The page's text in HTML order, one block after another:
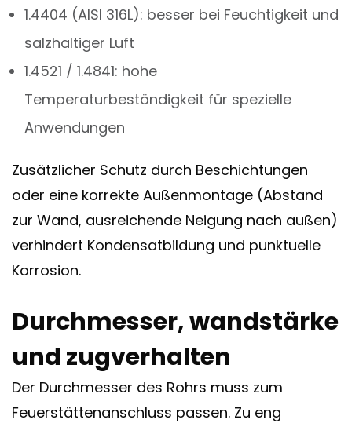
1.4404 (AISI 316L): besser bei Feuchtigkeit und
salzhaltiger Luft
1.4521 / 1.4841: hohe
Temperaturbeständigkeit für spezielle
Anwendungen
Zusätzlicher Schutz durch Beschichtungen
oder eine korrekte Außenmontage (Abstand
zur Wand, ausreichende Neigung nach außen)
verhindert Kondensatbildung und punktuelle
Korrosion.
Durchmesser, wandstärke
und zugverhalten
Der Durchmesser des Rohrs muss zum
Feuerstättenanschluss passen. Zu eng